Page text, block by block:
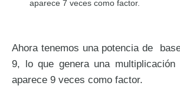
aparece 7 veces como factor.
Ahora tenemos una potencia de
9, lo que genera una
aparece 9 veces como factor.